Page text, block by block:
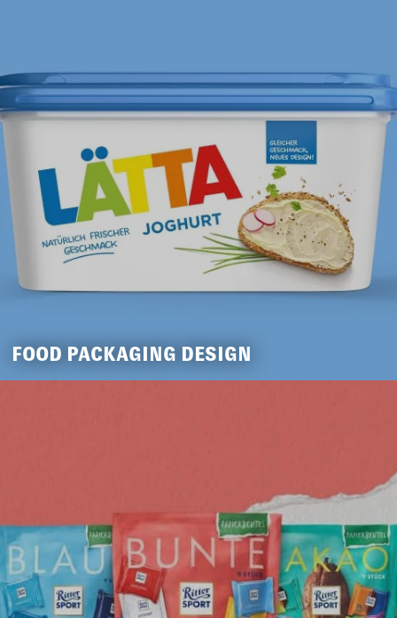
FOOD PACKAGING DESIGN